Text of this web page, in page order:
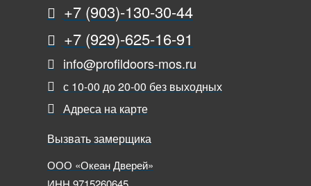
+7 (903)-130-30-44
+7 (929)-625-16-91
info@profildoors-mos.ru
с 10-00 до 20-00 без выходных
Адреса на карте
Вызвать замерщика
ООО «Океан Дверей»